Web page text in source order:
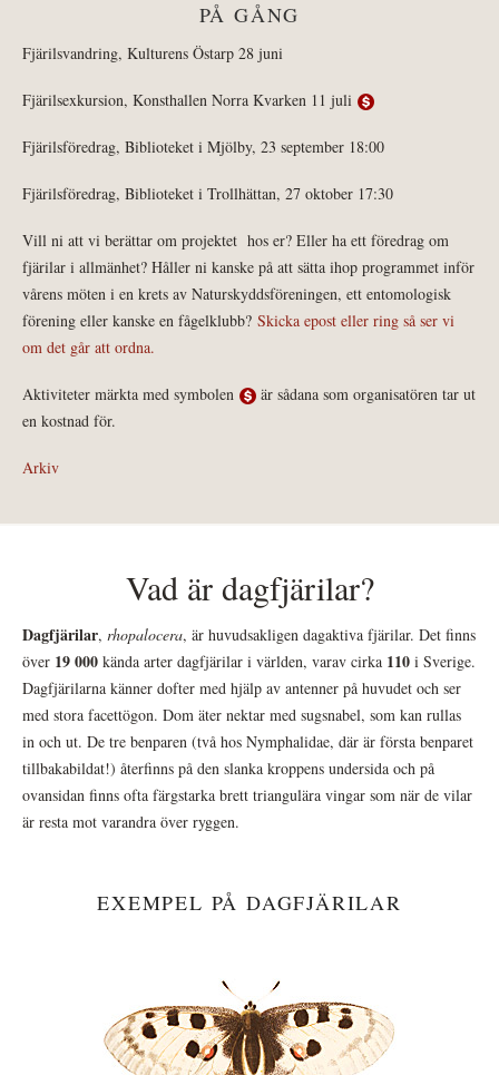
PÅ GÅNG
Fjärilsvandring, Kulturens Östarp 28 juni
Fjärilsexkursion, Konsthallen Norra Kvarken 11 juli
Fjärilsföredrag, Biblioteket i Mjölby, 23 september 18:00
Fjärilsföredrag, Biblioteket i Trollhättan, 27 oktober 17:30
Vill ni att vi berättar om projektet hos er? Eller ha ett föredrag om
fjärilar i allmänhet? Håller ni kanske på att sätta ihop programmet inför
vårens möten i en krets av Naturskyddsföreningen, ett entomologisk
förening eller kanske en fågelklubb? Skicka epost eller ring så ser vi
om det går att ordna.
Aktiviteter märkta med symbolen
är sådana som organisatören tar ut
en kostnad för.
Arkiv
Vad är dagfjärilar?
Dagfjärilar, rhopalocera, är huvudsakligen dagaktiva fjärilar. Det finns
över 19 000 kända arter dagfjärilar i världen, varav cirka 110 i Sverige.
Dagfjärilarna känner dofter med hjälp av antenner på huvudet och ser
med stora facettögon. Dom äter nektar med sugsnabel, som kan rullas
in och ut. De tre benparen (två hos Nymphalidae, där är första benparet
tillbakabildat!) återfinns på den slanka kroppens undersida och på
ovansidan finns ofta färgstarka brett triangulära vingar som när de vilar
är resta mot varandra över ryggen.
EXEMPEL PÅ DAGFJÄRILAR